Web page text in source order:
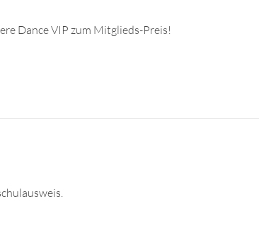
Dance VIP zum Mitglieds-Preis!